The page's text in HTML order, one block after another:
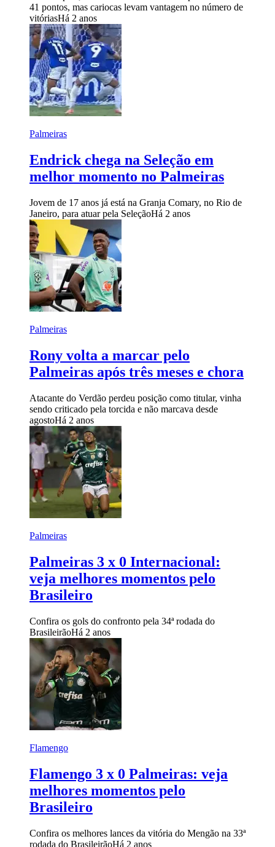
41 pontos, mas cariocas levam vantagem no número de
vitóriasHá 2 anos
Palmeiras
Endrick chega na Seleção em
melhor momento no Palmeiras
Jovem de 17 anos já está na Granja Comary, no Rio de
Janeiro, para atuar pela SeleçãoHá 2 anos
Palmeiras
Rony volta a marcar pelo
Palmeiras após três meses e chora
Atacante do Verdão perdeu posição como titular, vinha
sendo criticado pela torcida e não marcava desde
agostoHá 2 anos
Palmeiras
Palmeiras 3 x 0 Internacional:
veja melhores momentos pelo
Brasileiro
Confira os gols do confronto pela 34ª rodada do
BrasileirãoHá 2 anos
Flamengo
Flamengo 3 x 0 Palmeiras: veja
melhores momentos pelo
Brasileiro
Confira os melhores lances da vitória do Mengão na 33ª
rodada do BrasileirãoHá 2 anos